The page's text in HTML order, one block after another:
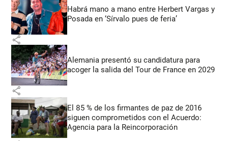
Habrá mano a mano entre Herbert Vargas y
Posada en ‘Sírvalo pues de feria’
share
Alemania presentó su candidatura para
acoger la salida del Tour de France en 2029
share
El 85 % de los firmantes de paz de 2016
siguen comprometidos con el Acuerdo:
Agencia para la Reincorporación